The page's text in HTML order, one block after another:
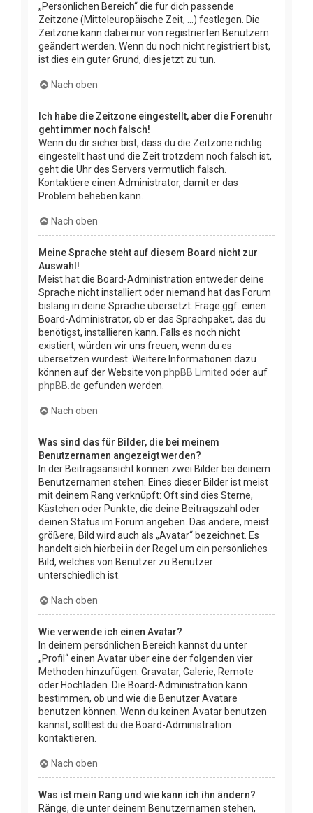
„Persönlichen Bereich“ die für dich passende
Zeitzone (Mitteleuropäische Zeit, ...) festlegen. Die
Zeitzone kann dabei nur von registrierten Benutzern
geändert werden. Wenn du noch nicht registriert bist,
ist dies ein guter Grund, dies jetzt zu tun.
Nach oben
Ich habe die Zeitzone eingestellt, aber die Forenuhr
geht immer noch falsch!
Wenn du dir sicher bist, dass du die Zeitzone richtig
eingestellt hast und die Zeit trotzdem noch falsch ist,
geht die Uhr des Servers vermutlich falsch.
Kontaktiere einen Administrator, damit er das
Problem beheben kann.
Nach oben
Meine Sprache steht auf diesem Board nicht zur
Auswahl!
Meist hat die Board-Administration entweder deine
Sprache nicht installiert oder niemand hat das Forum
bislang in deine Sprache übersetzt. Frage ggf. einen
Board-Administrator, ob er das Sprachpaket, das du
benötigst, installieren kann. Falls es noch nicht
existiert, würden wir uns freuen, wenn du es
übersetzen würdest. Weitere Informationen dazu
können auf der Website von phpBB Limited oder auf
phpBB.de gefunden werden.
Nach oben
Was sind das für Bilder, die bei meinem
Benutzernamen angezeigt werden?
In der Beitragsansicht können zwei Bilder bei deinem
Benutzernamen stehen. Eines dieser Bilder ist meist
mit deinem Rang verknüpft: Oft sind dies Sterne,
Kästchen oder Punkte, die deine Beitragszahl oder
deinen Status im Forum angeben. Das andere, meist
größere, Bild wird auch als „Avatar“ bezeichnet. Es
handelt sich hierbei in der Regel um ein persönliches
Bild, welches von Benutzer zu Benutzer
unterschiedlich ist.
Nach oben
Wie verwende ich einen Avatar?
In deinem persönlichen Bereich kannst du unter
„Profil“ einen Avatar über eine der folgenden vier
Methoden hinzufügen: Gravatar, Galerie, Remote
oder Hochladen. Die Board-Administration kann
bestimmen, ob und wie die Benutzer Avatare
benutzen können. Wenn du keinen Avatar benutzen
kannst, solltest du die Board-Administration
kontaktieren.
Nach oben
Was ist mein Rang und wie kann ich ihn ändern?
Ränge, die unter deinem Benutzernamen stehen,